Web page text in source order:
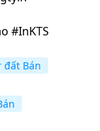
#InKTS
đất Bán